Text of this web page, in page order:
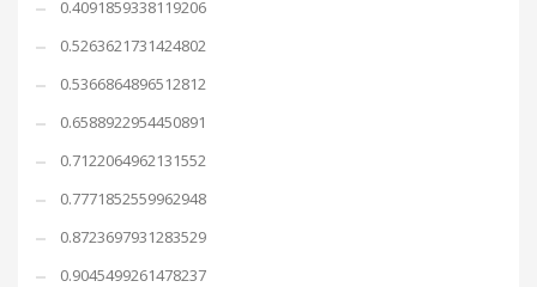
0.4091859338119206
0.5263621731424802
0.5366864896512812
0.6588922954450891
0.7122064962131552
0.7771852559962948
0.8723697931283529
0.9045499261478237